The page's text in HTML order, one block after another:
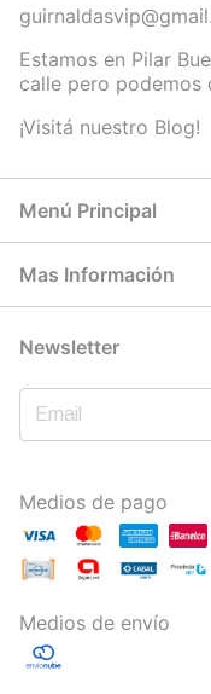
Estamos en Pilar
calle pero
¡Visitá nuestro Blog!
Menú Principal
Mas Información
Newsletter
Medios de pago
Medios de envío